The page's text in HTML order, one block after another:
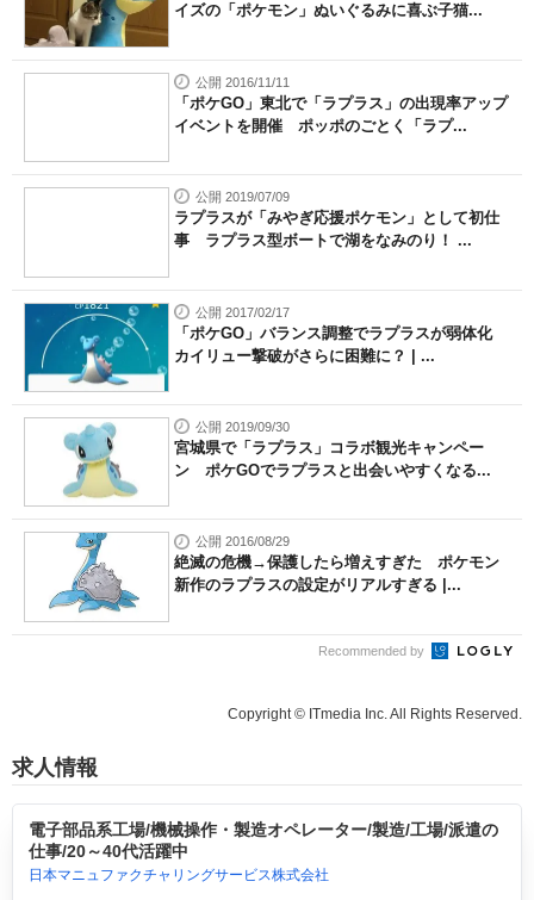
イズの「ポケモン」ぬいぐるみに喜ぶ子猫...
公開 2016/11/11
「ポケGO」東北で「ラプラス」の出現率アップ
イベントを開催 ポッポのごとく「ラプ...
公開 2019/07/09
ラプラスが「みやぎ応援ポケモン」として初仕
事 ラプラス型ボートで湖をなみのり！ ...
公開 2017/02/17
「ポケGO」バランス調整でラプラスが弱体化
カイリュー撃破がさらに困難に？ | ...
公開 2019/09/30
宮城県で「ラプラス」コラボ観光キャンペー
ン ポケGOでラプラスと出会いやすくなる...
公開 2016/08/29
絶滅の危機→保護したら増えすぎた ポケモン
新作のラプラスの設定がリアルすぎる |...
Recommended by
Copyright © ITmedia Inc. All Rights Reserved.
求人情報
電子部品系工場/機械操作・製造オペレーター/製造/工場/派遣の
仕事/20～40代活躍中
日本マニュファクチャリングサービス株式会社